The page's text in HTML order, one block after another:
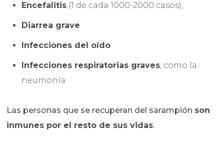
Encefalitis (1 de cada 1000-2000 casos),
Diarrea grave
nfecciones del oído
Infecciones respiratorias graves, como la
neumonía.
Las personas que se recuperan del sarampión son
inmunes por el resto de sus vidas.